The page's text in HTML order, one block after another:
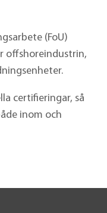
(FoU)
offshoreindustrin,
certifieringar, så
inom och